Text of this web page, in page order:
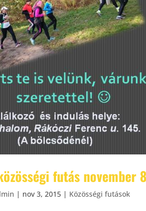
futás november
| nov 3, 2015 | Közösségi futások